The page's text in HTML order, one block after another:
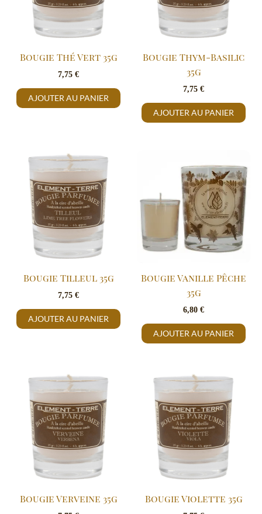
Bougie Thé Vert 35g
7,75 €
AJOUTER AU PANIER
Bougie Thym-Basilic
35g
7,75 €
AJOUTER AU PANIER
Bougie Tilleul 35g
7,75 €
AJOUTER AU PANIER
Bougie Vanille Pêche
35g
6,80 €
AJOUTER AU PANIER
Bougie Verveine 35g Bougie Violette 35g